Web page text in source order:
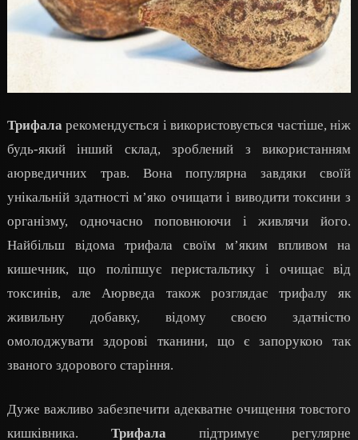
Трифала рекомендується і використовується частіше, ніж
будь-який інший склад, зроблений з використанням
аюрведичних трав. Вона популярна завдяки своїй
унікальній здатності м’яко очищати і виводити токсини з
організму, одночасно поповнюючи і живлячи його.
Найбільш відома трифала своїм м’яким впливом на
кишечник, що поліпшує перистальтику і очищає від
токсинів, але Аюрведа також розглядає трифалу як
живильну добавку, відому своєю здатністю
омолоджувати здорові тканини, що є запорукою так
званого здорового старіння.
Дуже важливо забезпечити адекватне очищення товстого
кишківника. Трифала підтримує регулярне